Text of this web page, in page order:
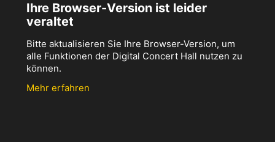
Ihre Browser-Version ist leider
veraltet
Bitte aktualisieren Sie Ihre Browser-Version, um
alle Funktionen der Digital Concert Hall nutzen zu
können.
Mehr erfahren